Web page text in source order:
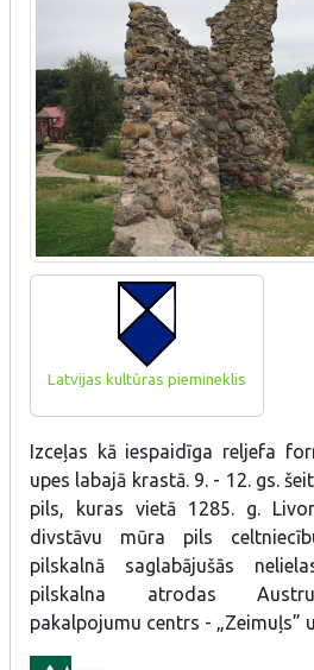
Latvijas kultūras piemineklis
Izceļas kā iespaidīga reljefa
upes labajā krastā. 9. - 12. gs.
pils, kuras vietā 1285. g.
divstāvu mūra pils
pilskalnā saglabājušās
pilskalna atrodas
pakalpojumu centrs - „Zeimuļs”